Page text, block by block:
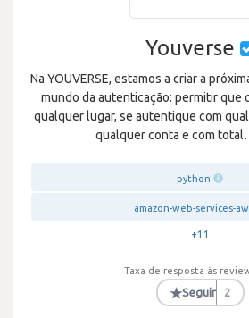
Youverse
Na YOUVERSE, estamos a criar a
mundo da autenticação: permitir que
qualquer lugar, se autentique com
qualquer conta e com total
python
amazon-web-services-
+11
Taxa de resposta às
★Seguir 2